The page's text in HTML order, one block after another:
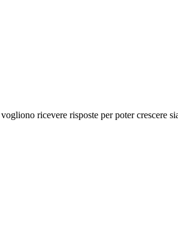
ricevere risposte per poter crescere